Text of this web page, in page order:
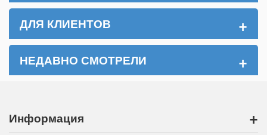
ДЛЯ КЛИЕНТОВ +
НЕДАВНО СМОТРЕЛИ +
Информация +